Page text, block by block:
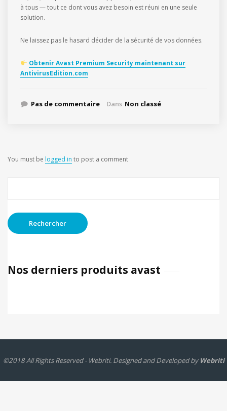
à tous — tout ce dont vous avez besoin est réuni en une seule
solution.
Ne laissez pas le hasard décider de la sécurité de vos données.
Obtenir Avast Premium Security maintenant sur
AntivirusEdition.com
Pas de commentaire Dans Non classé
You must be logged in to post a comment
Nos derniers produits avast
©2018 All Rights Reserved - Webriti. Designed and Developed byWebriti